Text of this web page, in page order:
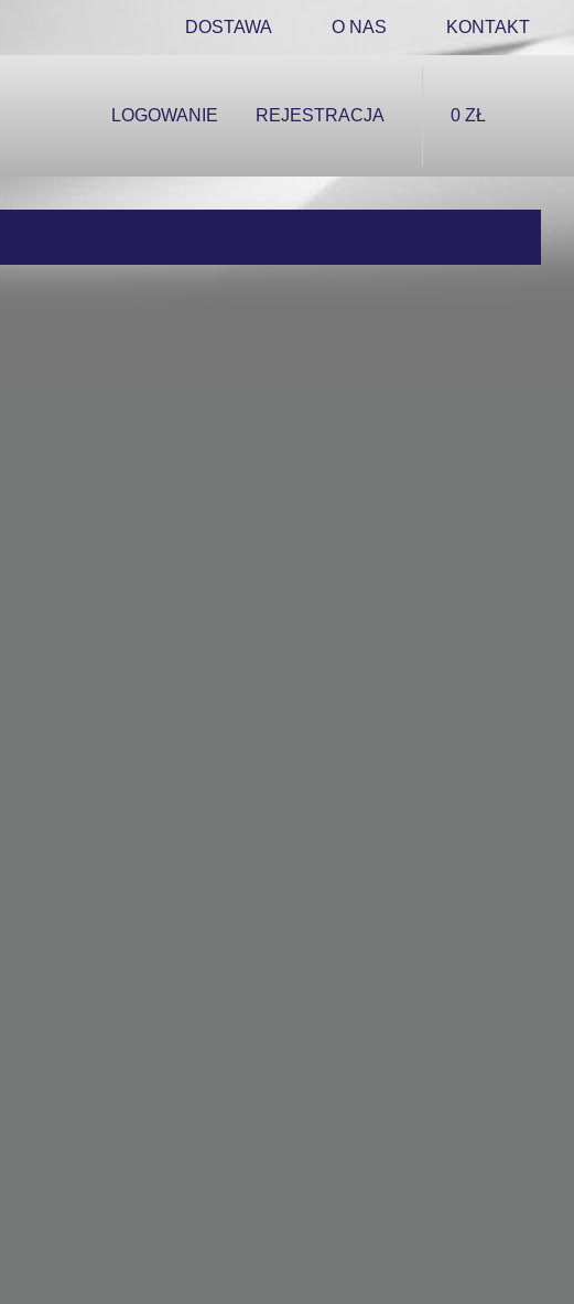
DOSTAWA O NAS KONTAKT
LOGOWANIE REJESTRACJA 0 ZŁ